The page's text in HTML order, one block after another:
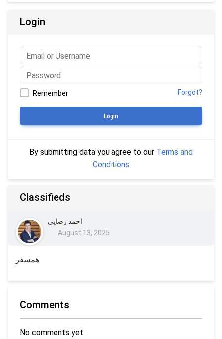
Login
Remember Forgot?
Login
By submitting data you agree to our Terms and
Conditions
Classifieds
احمد رضایی
August 13, 2025
همسفر
Comments
No comments yet